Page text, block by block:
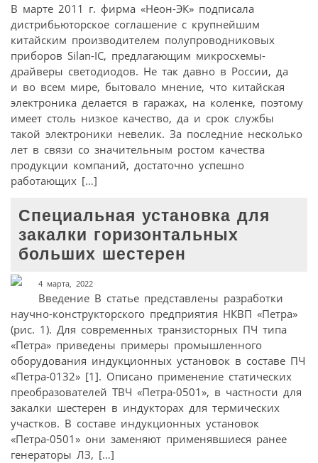
В марте 2011 г. фирма «Неон-ЭК» подписала
дистрибьюторское соглашение с крупнейшим
китайским производителем полупроводниковых
приборов Silan-IC, предлагающим микросхемы-
драйверы светодиодов. Не так давно в России, да
и во всем мире, бытовало мнение, что китайская
электроника делается в гаражах, на коленке, поэтому
имеет столь низкое качество, да и срок службы
такой электроники невелик. За последние несколько
лет в связи со значительным ростом качества
продукции компаний, достаточно успешно
работающих […]
Специальная установка для
закалки горизонтальных
больших шестерен
4 марта, 2022
Введение В статье представлены разработки
научно-конструкторского предприятия НКВП «Петра»
(рис. 1). Для современных транзисторных ПЧ типа
«Петра» приведены примеры промышленного
оборудования индукционных установок в составе ПЧ
«Петра-0132» [1]. Описано применение статических
преобразователей ТВЧ «Петра-0501», в частности для
закалки шестерен в индукторах для термических
участков. В составе индукционных установок
«Петра-0501» они заменяют применявшиеся ранее
генераторы ЛЗ, […]